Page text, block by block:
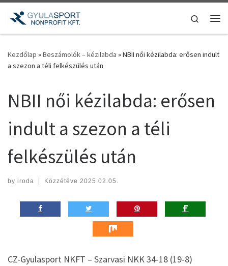
Teljes tartalom megjelenítése
Search
Kezdőlap »Beszámolók – kézilabda »NBII női kézilabda: erősen indult
a szezon a téli felkészülés után
NBII női kézilabda: erősen
indult a szezon a téli
felkészülés után
by iroda | Közzétéve 2025.02.05.
CZ-Gyulasport NKFT – Szarvasi NKK 34-18 (19-8)